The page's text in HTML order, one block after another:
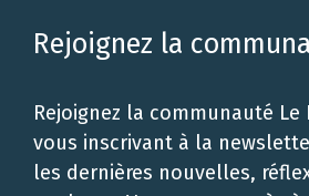
Rejoignez la
Rejoignez la communauté Le
vous inscrivant à la
les dernières nouvelles,